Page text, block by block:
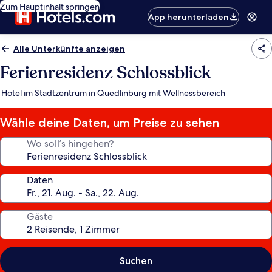
Zum Hauptinhalt springen
App herunterladen
Alle Unterkünfte anzeigen
Ferienresidenz Schlossblick
Hotel im Stadtzentrum in Quedlinburg mit Wellnessbereich
Wähle deine Daten, um Preise zu sehen
Wo soll’s hingehen?
Daten
Gäste
Suchen